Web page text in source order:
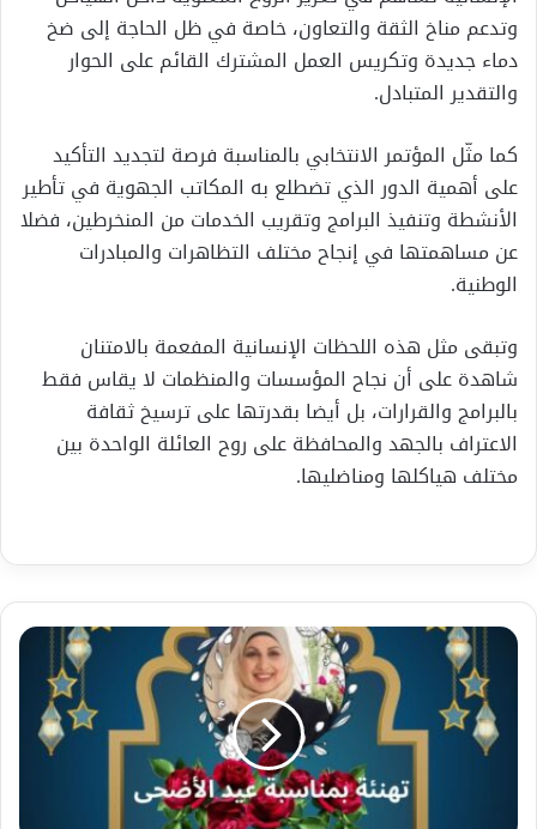
وتدعم مناخ الثقة والتعاون، خاصة في ظل الحاجة إلى ضخ
دماء جديدة وتكريس العمل المشترك القائم على الحوار
والتقدير المتبادل.
كما مثّل المؤتمر الانتخابي بالمناسبة فرصة لتجديد التأكيد
على أهمية الدور الذي تضطلع به المكاتب الجهوية في تأطير
الأنشطة وتنفيذ البرامج وتقريب الخدمات من المنخرطين، فضلا
عن مساهمتها في إنجاح مختلف التظاهرات والمبادرات
الوطنية.
وتبقى مثل هذه اللحظات الإنسانية المفعمة بالامتنان
شاهدة على أن نجاح المؤسسات والمنظمات لا يقاس فقط
بالبرامج والقرارات، بل أيضا بقدرتها على ترسيخ ثقافة
الاعتراف بالجهد والمحافظة على روح العائلة الواحدة بين
مختلف هياكلها ومناضليها.
يوم
وفضائله:
دراسة
أكاديمية
موجزة